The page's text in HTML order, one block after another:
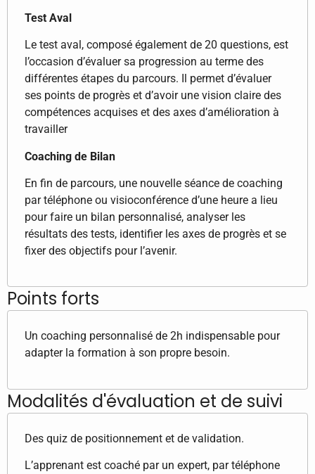
Test Aval
Le test aval, composé également de 20 questions, est
l’occasion d’évaluer sa progression au terme des
différentes étapes du parcours. Il permet d’évaluer
ses points de progrès et d’avoir une vision claire des
compétences acquises et des axes d’amélioration à
travailler
Coaching de Bilan
En fin de parcours, une nouvelle séance de coaching
par téléphone ou visioconférence d’une heure a lieu
pour faire un bilan personnalisé, analyser les
résultats des tests, identifier les axes de progrès et se
fixer des objectifs pour l’avenir.
Points forts
Un coaching personnalisé de 2h indispensable pour
adapter la formation à son propre besoin.
Modalités d'évaluation et de suivi
Des quiz de positionnement et de validation.
L’apprenant est coaché par un expert, par téléphone